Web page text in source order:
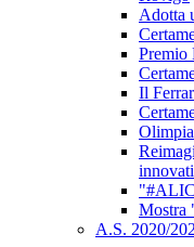
Adotta
Premio
Il
Mostra
A.S. 2020/